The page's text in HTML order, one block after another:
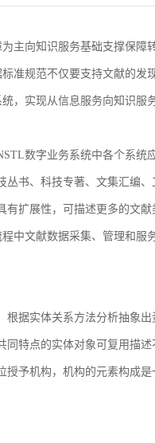
主向知识服务基础支撑保
准规范不仅要支持文献的发
，实现从信息服务向知识
数字业务系统中各个系
丛书、科技专著、文集汇编
有扩展性，可描述更多的文
中文献数据采集、管理和服
根据实体关系方法分析抽象
同特点的实体对象可复用描
予机构，机构的元素构成